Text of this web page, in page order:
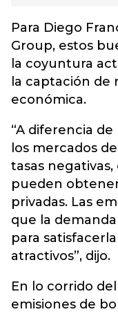
Para Diego
Group, estos
la coyuntura
la captación de
económica.
“A diferencia
los mercados
tasas
pueden
privadas. Las
que la
para
atractivos”, dijo.
En lo corrido
emisiones de